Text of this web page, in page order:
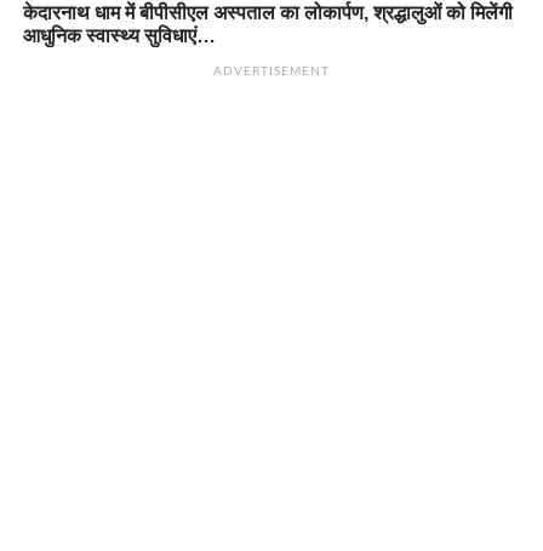
केदारनाथ धाम में बीपीसीएल अस्पताल का लोकार्पण, श्रद्धालुओं को मिलेंगी
आधुनिक स्वास्थ्य सुविधाएं…
ADVERTISEMENT